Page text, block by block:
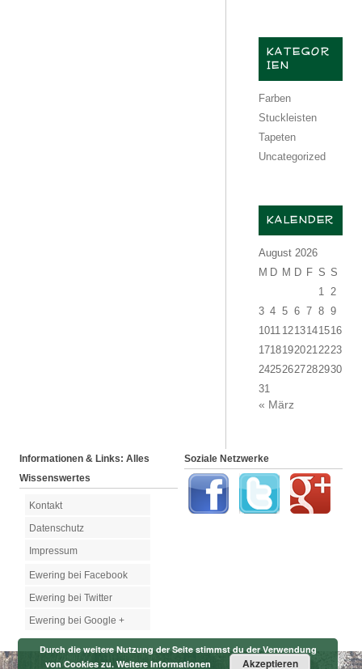
KATEGOR
IEN
Farben
Stuckleisten
Tapeten
Uncategorized
KALENDER
August 2026
M D M D F S S
1
2
3 4 5 6 7 8 9
1011 1213141516
1718192021 2223
24252627282930
31
« März
Informationen & Links: Alles
Wissenswertes
Kontakt
Datenschutz
Impressum
Ewering bei Facebook
Ewering bei Twitter
Ewering bei Google +
Soziale Netzwerke
Durch die weitere Nutzung der Seite stimmst du der Verwendung
von Cookies zu.Weitere Informationen Akzeptieren